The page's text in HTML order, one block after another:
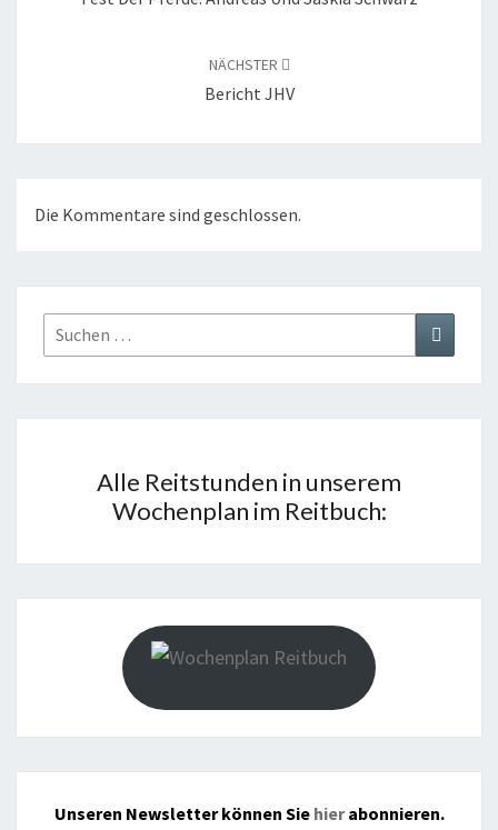
NÄCHSTER
Bericht JHV
Die Kommentare sind geschlossen.
Suchen
nach:
Suchen
Alle Reitstunden in unserem
Wochenplan im Reitbuch:
Unseren Newsletter können Sie hierabonnieren.